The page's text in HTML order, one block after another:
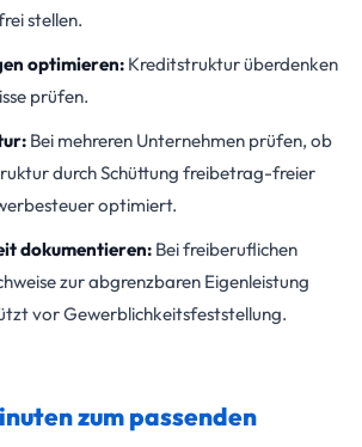
stellen.
optimieren: Kreditstruktur überdenken
prüfen.
Bei mehreren Unternehmen prüfen, ob
durch Schüttung freibetrag-freier
optimiert.
dokumentieren: Bei freiberuflichen
zur abgrenzbaren Eigenleistung
vor Gewerblichkeitsfeststellung.
zum passenden